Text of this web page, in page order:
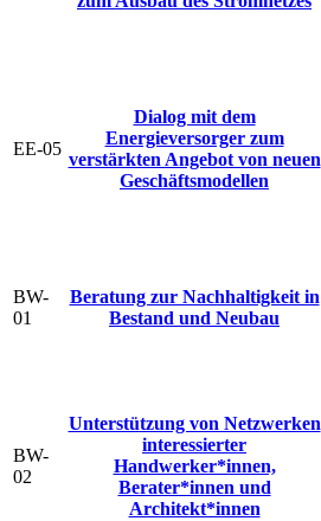
EE-05
Dialog mit dem
Energieversorger zum
verstärkten Angebot von neuen
Geschäftsmodellen
BW-
01
Beratung zur Nachhaltigkeit in
Bestand und Neubau
BW-
02
Unterstützung von Netzwerken
interessierter
Handwerker*innen,
Berater*innen und
Architekt*innen